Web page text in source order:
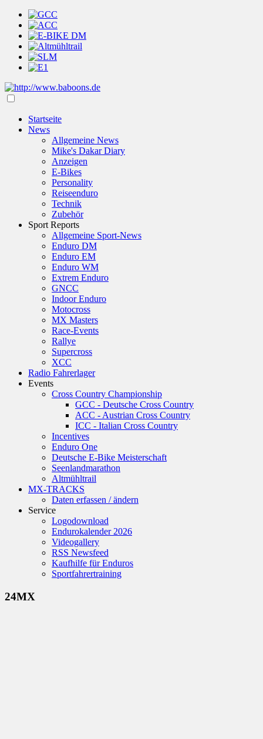
Startseite
News
Allgemeine News
Mike's Dakar Diary
Anzeigen
E-Bikes
Personality
Reiseenduro
Technik
Zubehör
Sport Reports
Allgemeine Sport-News
Enduro DM
Enduro EM
Enduro WM
Extrem Enduro
GNCC
Indoor Enduro
Motocross
MX Masters
Race-Events
Rallye
Supercross
XCC
Radio Fahrerlager
Events
Cross Country Championship
GCC - Deutsche Cross Country
ACC - Austrian Cross Country
ICC - Italian Cross Country
Incentives
Enduro One
Deutsche E-Bike Meisterschaft
Seenlandmarathon
Altmühltrail
MX-TRACKS
Daten erfassen / ändern
Service
Logodownload
Endurokalender 2026
Videogallery
RSS Newsfeed
Kaufhilfe für Enduros
Sportfahrertraining
24MX